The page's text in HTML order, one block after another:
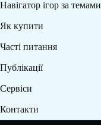
Навігатор ігор за темами
Як купити
Часті питання
Публікації
Сервіси
Контакти